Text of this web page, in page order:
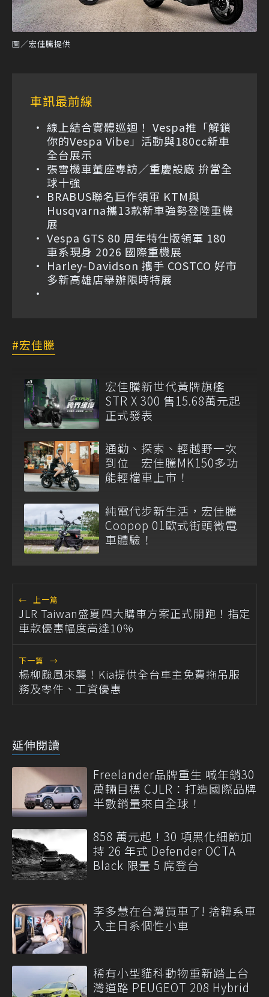
圖／宏佳騰提供
車訊最前線
線上結合實體巡迴！ Vespa推「解鎖
你的Vespa Vibe」活動與180cc新車
全台展示
張雪機車董座專訪／重慶設廠 拚當全
球十強
BRABUS聯名巨作領軍 KTM與
Husqvarna攜13款新車強勢登陸重機
展
Vespa GTS 80 周年特仕版領軍 180
車系現身 2026 國際重機展
Harley-Davidson 攜手 COSTCO 好市
多新高雄店舉辦限時特展
宏佳騰
宏佳騰新世代黃牌旗艦
STR X 300 售15.68萬元起
正式發表
通勤、探索、輕越野一次
到位 宏佳騰MK150多功
能輕檔車上市！
純電代步新生活，宏佳騰
Coopop 01歐式街頭微電
車體驗！
← 上一篇
JLR Taiwan盛夏四大購車方案正式開跑！指定
車款優惠幅度高達10%
下一篇 →
楊柳颱風來襲！Kia提供全台車主免費拖吊服
務及零件、工資優惠
延伸閱讀
Freelander品牌重生 喊年銷30
萬輛目標 CJLR：打造國際品牌
半數銷量來自全球！
858 萬元起！30 項黑化細節加
持 26 年式 Defender OCTA
Black 限量 5 席登台
李多慧在台灣買車了! 捨韓系車
入主日系個性小車
稀有小型貓科動物重新踏上台
灣道路 PEUGEOT 208 Hybrid